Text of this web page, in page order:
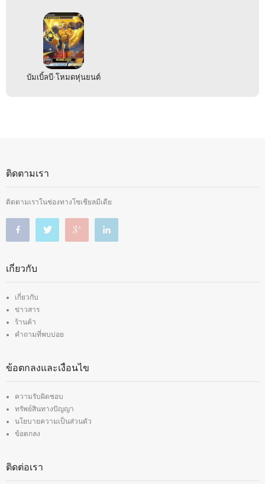
บัมเบิ้ลบี·โหมดหุ่นยนต์
ติดตามเรา
ติดตามเราในช่องทางโซเชียลมีเดีย
เกี่ยวกับ
เกี่ยวกับ
ข่าวสาร
ร้านค้า
คำถามที่พบบ่อย
ข้อตกลงและเงื่อนไข
ความรับผิดชอบ
ทรัพย์สินทางปัญญา
นโยบายความเป็นส่วนตัว
ข้อตกลง
ติดต่อเรา